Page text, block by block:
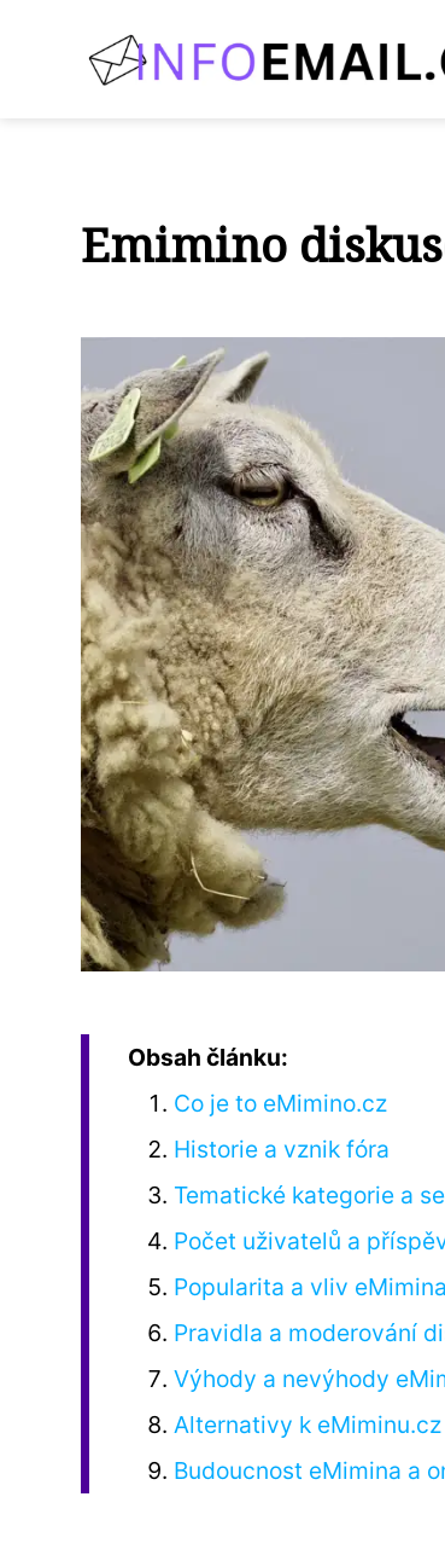
Emimino
Obsah článku:
Co je to eMimino.cz
Historie a vznik fóra
Tematické kategorie a
Počet uživatelů a
Popularita a vliv eMimina
Pravidla a moderování
Výhody a nevýhody
Alternativy k eMiminu.cz
Budoucnost eMimina a